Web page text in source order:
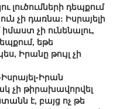
լուծումների դեպքում
չի դառնա: Իսրայելի
չի ունենալու,
եթե
Իրանը թույլ չի
Իրան
չի թիրախավորվել
է, բայց ոչ թե